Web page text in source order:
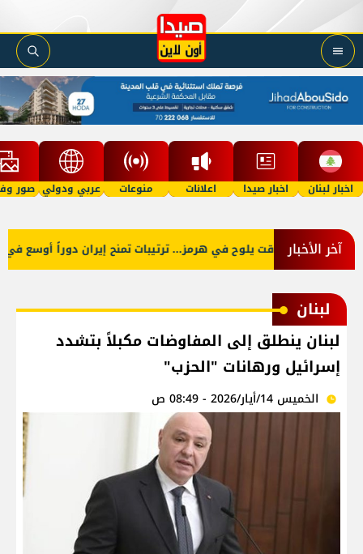
اخبار لبنان اخبار صيدا اعلانات منوعات عربي ودولي صور
آخر الأخبار
اتفاق موقت يلوح في هرمز... ترتيبات تمنح إيران دوراً أوسع في
لبنان
لبنان ينطلق إلى المفاوضات مكبلاً بتشدد
إسرائيل ورهانات "الحزب"
الخميس 14/أيار/2026 - 08:49 ص